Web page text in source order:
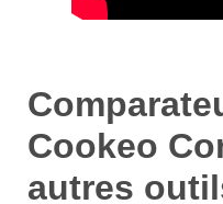
Cookeo
autres